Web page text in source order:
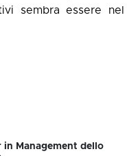
sembra essere nel
in Management dello